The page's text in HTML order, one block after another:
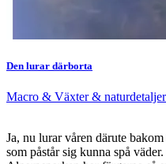
Den lurar därborta
Macro & Växter &
Ja, nu lurar våren därute
som påstår sig kunna spå